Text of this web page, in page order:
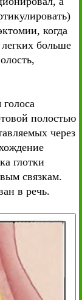
когда
больше
полостью
через
глотки
связкам.
в речь.